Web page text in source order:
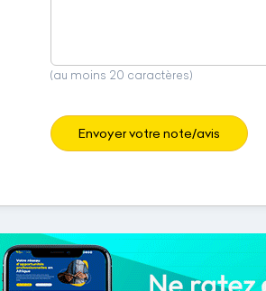
(au moins 20 caractères)
Envoyer votre note/avis